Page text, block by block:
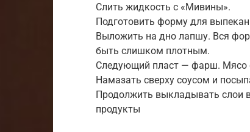
Слить жидкость с «Мивины».
Подготовить форму для
Выложить на дно лапшу. Вся
быть слишком плотным.
Следующий пласт — фарш. Мясо
Намазать сверху соусом и
Продолжить выкладывать слои
продукты